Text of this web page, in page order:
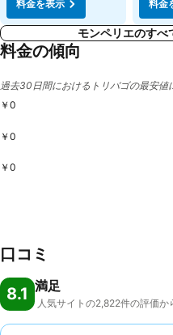
料金を表示 料金
モンペリエのすべ
料金の傾向
過去30日間におけるトリバゴの最安値
￥0
￥0
￥0
口コミ
8.1 満足
人気サイトの2,822件の評価か